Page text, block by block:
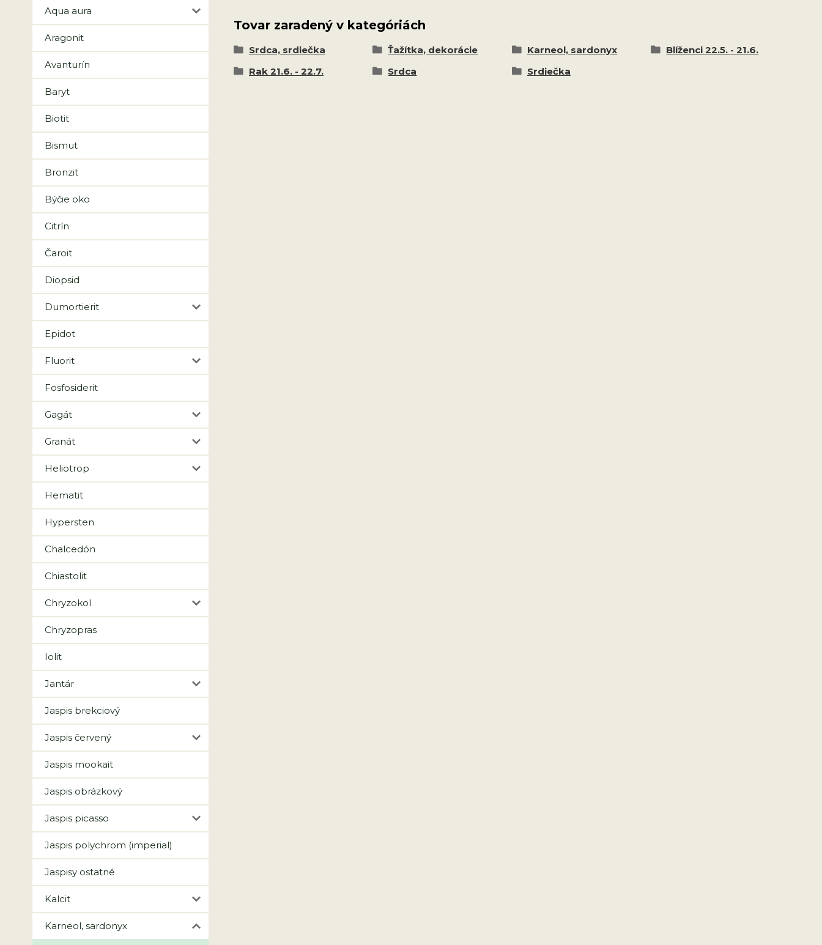
Aqua aura
Aragonit
Avanturín
Baryt
Biotit
Bismut
Bronzit
Býčie oko
Citrín
Čaroit
Diopsid
Dumortierit
Epidot
Fluorit
Fosfosiderit
Gagát
Granát
Heliotrop
Hematit
Hypersten
Chalcedón
Chiastolit
Chryzokol
Chryzopras
Iolit
Jantár
Jaspis brekciový
Jaspis červený
Jaspis mookait
Jaspis obrázkový
Jaspis picasso
Jaspis polychrom (imperial)
Jaspisy ostatné
Kalcit
Karneol, sardonyx
Tovar zaradený v kategóriách
Srdca, srdiečka Ťažítka, dekorácie Karneol, sardonyx
Blíženci 22.5. - 21.6.
Rak 21.6. - 22.7.
Srdca Srdiečka